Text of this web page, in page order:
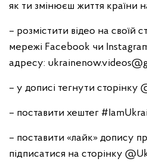
як ти змінюєш життя країни
– розмістити відео на своїй
мережі Facebook чи
адресу:
– у дописі тегнути сторінку
– поставити хештег
– поставити «лайк» допису
підписатися на сторінку